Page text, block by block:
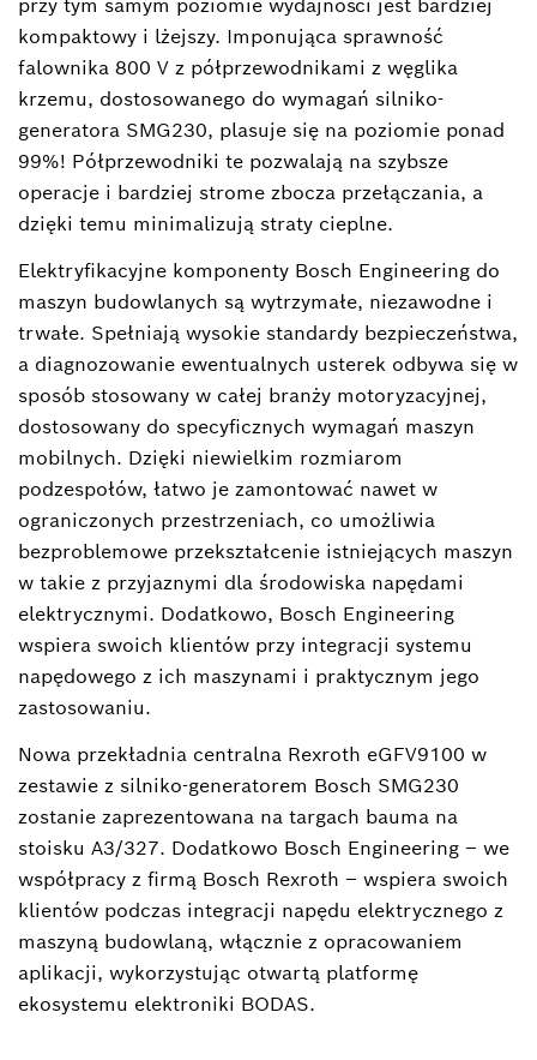
przy tym samym poziomie wydajności jest bardziej
kompaktowy i lżejszy. Imponująca sprawność
falownika 800 V z półprzewodnikami z węglika
krzemu, dostosowanego do wymagań silniko-
generatora SMG230, plasuje się na poziomie ponad
99%! Półprzewodniki te pozwalają na szybsze
operacje i bardziej strome zbocza przełączania, a
dzięki temu minimalizują straty cieplne.
Elektryfikacyjne komponenty Bosch Engineering do
maszyn budowlanych są wytrzymałe, niezawodne i
trwałe. Spełniają wysokie standardy bezpieczeństwa,
a diagnozowanie ewentualnych usterek odbywa się w
sposób stosowany w całej branży motoryzacyjnej,
dostosowany do specyficznych wymagań maszyn
mobilnych. Dzięki niewielkim rozmiarom
podzespołów, łatwo je zamontować nawet w
ograniczonych przestrzeniach, co umożliwia
bezproblemowe przekształcenie istniejących maszyn
w takie z przyjaznymi dla środowiska napędami
elektrycznymi. Dodatkowo, Bosch Engineering
wspiera swoich klientów przy integracji systemu
napędowego z ich maszynami i praktycznym jego
zastosowaniu.
Nowa przekładnia centralna Rexroth eGFV9100 w
zestawie z silniko-generatorem Bosch SMG230
zostanie zaprezentowana na targach bauma na
stoisku A3/327. Dodatkowo Bosch Engineering – we
współpracy z firmą Bosch Rexroth – wspiera swoich
klientów podczas integracji napędu elektrycznego z
maszyną budowlaną, włącznie z opracowaniem
aplikacji, wykorzystując otwartą platformę
ekosystemu elektroniki BODAS.